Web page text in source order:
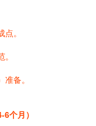
。
备。
个月）